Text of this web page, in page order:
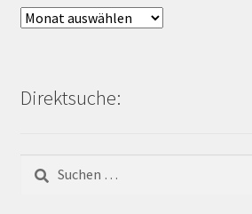
Archiv
Direktsuche:
Suchen
nach: